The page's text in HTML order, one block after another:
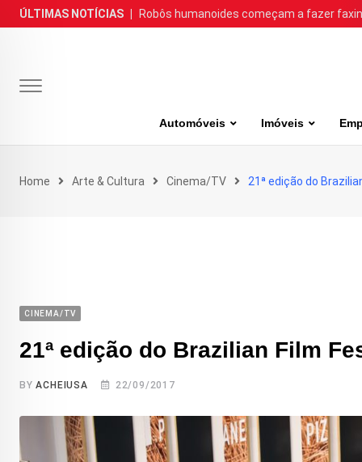
Skip
to
ÚLTIMAS NOTÍCIAS Robôs humanoides começam a fazer
Automóveis Imóveis
Home Arte & Cultura Cinema/TV 21ª edição do
CINEMA/TV
21ª edição do Brazilian Film
BYACHEIUSA 22/09/2017